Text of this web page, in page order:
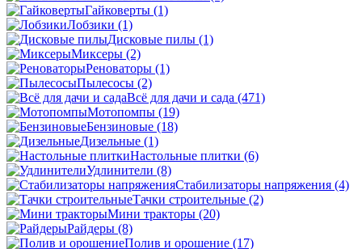
Гайковерты (1)
Лобзики (1)
Дисковые пилы (1)
Миксеры (2)
Реноваторы (1)
Пылесосы (2)
Всё для дачи и сада (471)
Мотопомпы (19)
Бензиновые (18)
Дизельные (1)
Настольные плитки (6)
Удлинители (8)
Стабилизаторы напряжения (4)
Тачки строительные (2)
Мини тракторы (20)
Райдеры (8)
Полив и орошение (17)